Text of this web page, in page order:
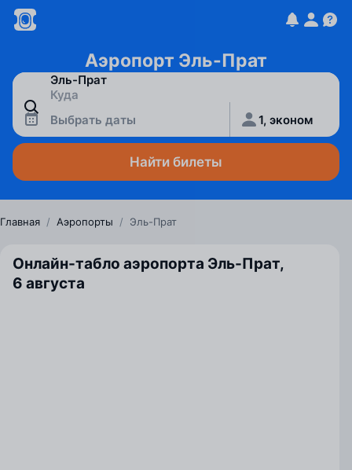
Аэропорт Эль-Прат
Выбрать даты 1, эконом
Найти билеты
Главная / Аэропорты / Эль-Прат
Онлайн-табло аэропорта Эль-Прат,
6 августа